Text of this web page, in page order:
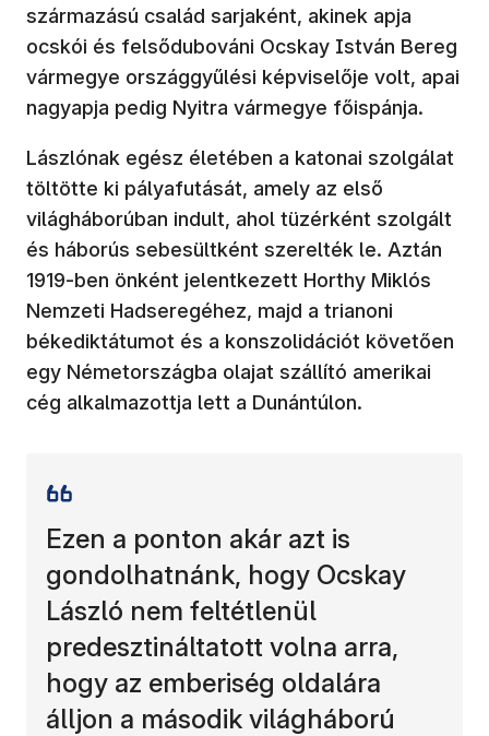
származású család sarjaként, akinek apja
ocskói és felsődubováni Ocskay István Bereg
vármegye országgyűlési képviselője volt, apai
nagyapja pedig Nyitra vármegye főispánja.
Lászlónak egész életében a katonai szolgálat
töltötte ki pályafutását, amely az első
világháborúban indult, ahol tüzérként szolgált
és háborús sebesültként szerelték le. Aztán
1919-ben önként jelentkezett Horthy Miklós
Nemzeti Hadseregéhez, majd a trianoni
békediktátumot és a konszolidációt követően
egy Németországba olajat szállító amerikai
cég alkalmazottja lett a Dunántúlon.
Ezen a ponton akár azt is
gondolhatnánk, hogy Ocskay
László nem feltétlenül
predesztináltatott volna arra,
hogy az emberiség oldalára
álljon a második világháború